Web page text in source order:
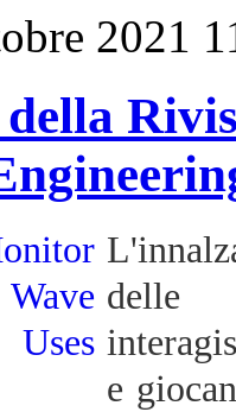
2021
della
delle
e